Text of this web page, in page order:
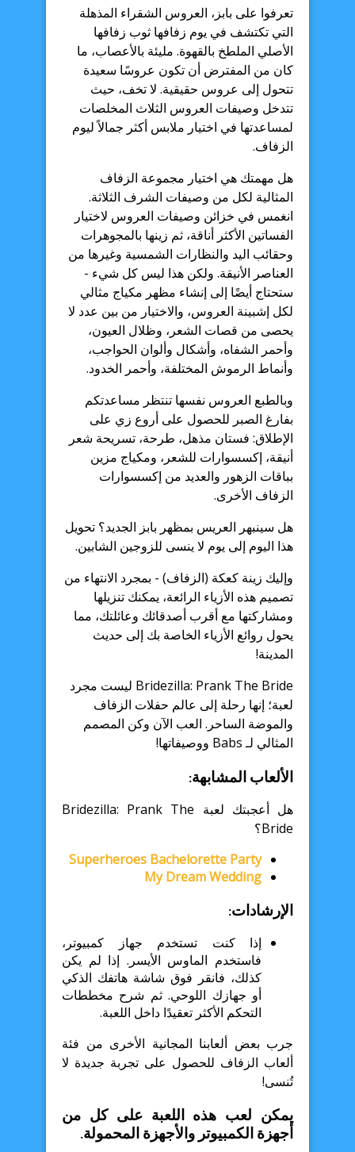
تعرفوا على بابز، العروس الشقراء المذهلة
التي تكتشف في يوم زفافها ثوب زفافها
الأصلي الملطخ بالقهوة. مليئة بالأعصاب، ما
كان من المفترض أن تكون عروسًا سعيدة
تتحول إلى عروس حقيقية. لا تخف، حيث
تتدخل وصيفات العروس الثلاث المخلصات
لمساعدتها في اختيار ملابس أكثر جمالاً ليوم
الزفاف.
هل مهمتك هي اختيار مجموعة الزفاف
المثالية لكل من وصيفات الشرف الثلاثة.
انغمس في خزائن وصيفات العروس لاختيار
الفساتين الأكثر أناقة، ثم زينها بالمجوهرات
وحقائب اليد والنظارات الشمسية وغيرها من
العناصر الأنيقة. ولكن هذا ليس كل شيء -
ستحتاج أيضًا إلى إنشاء مظهر مكياج مثالي
لكل إشبينة العروس، والاختيار من بين عدد لا
يحصى من قصات الشعر، وظلال العيون،
وأحمر الشفاه، وأشكال وألوان الحواجب،
وأنماط الرموش المختلفة، وأحمر الخدود.
وبالطبع العروس نفسها تنتظر مساعدتكم
بفارغ الصبر للحصول على أروع زي على
الإطلاق: فستان مذهل، طرحة، تسريحة شعر
أنيقة، إكسسوارات للشعر، ومكياج مزين
بباقات الزهور والعديد من إكسسوارات
الزفاف الأخرى.
هل سينبهر العريس بمظهر بابز الجديد؟ تحويل
هذا اليوم إلى يوم لا ينسى للزوجين الشابين.
وإليك زينة كعكة (الزفاف) - بمجرد الانتهاء من
تصميم هذه الأزياء الرائعة، يمكنك تنزيلها
ومشاركتها مع أقرب أصدقائك وعائلتك، مما
يحول روائع الأزياء الخاصة بك إلى حديث
المدينة!
Bridezilla: Prank The Bride ليست مجرد
لعبة؛ إنها رحلة إلى عالم حفلات الزفاف
والموضة الساحر. العب الآن وكن المصمم
المثالي لـ Babs ووصيفاتها!
الألعاب المشابهة:
هل أعجبتك لعبة Bridezilla: Prank The
Bride؟
Superheroes Bachelorette Party
My Dream Wedding
الإرشادات:
إذا كنت تستخدم جهاز كمبيوتر،
فاستخدم الماوس الأيسر. إذا لم يكن
كذلك، فانقر فوق شاشة هاتفك الذكي
أو جهازك اللوحي. ثم شرح مخططات
التحكم الأكثر تعقيدًا داخل اللعبة.
جرب بعض ألعابنا المجانية الأخرى من فئة
ألعاب الزفاف للحصول على تجربة جديدة لا
تُنسى!
يمكن لعب هذه اللعبة على كل من
أجهزة الكمبيوتر والأجهزة المحمولة.